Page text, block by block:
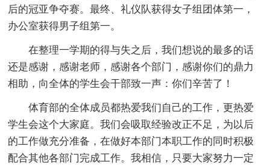
后的冠亚争夺赛。最终、礼仪队获得女子组团体第一，
办公室获得男子组第一。
在整理一学期的得与失之后，我们想说的最多的话
还是感谢，感谢老师，感谢各个部门，感谢你们的鼎力
相助，向全体的学生会干部致一声：你们辛苦了！
体育部的全体成员都热爱我们自己的工作，更热爱
学生会这个大家庭。我们会吸取经验改正不足，为以后
的工作做充分准备，在做好本部门本职工作的同时积极
配合其他各部门完成工作。我相信，只要大家努力一定